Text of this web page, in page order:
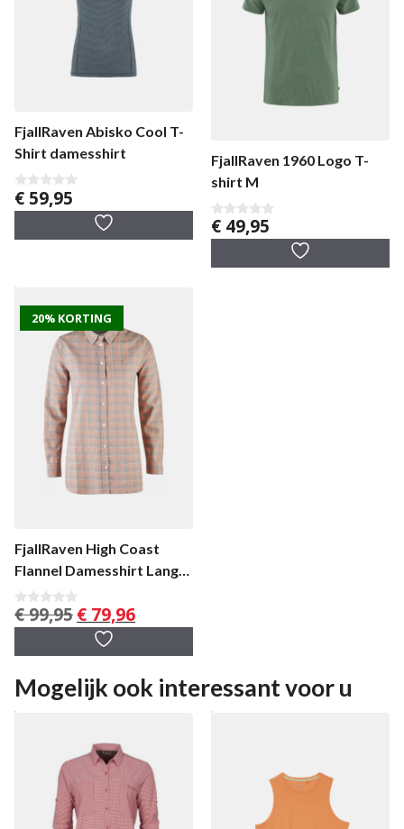
FjallRaven Abisko Cool T-
Shirt damesshirt
0
v
5
€ 59,95
FjallRaven 1960 Logo T-
shirt M
0
v
€ 49,95
20% KORTING
FjallRaven High Coast
Flannel Damesshirt Lange
Mouw
0
v
€99,95 Oorspronkelijke
prijs
was:
€ 79,96Huidige
prijs
Mogelijk ook interessant voor u